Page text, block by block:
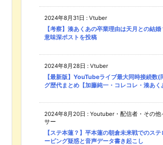
2024年8月31日 : Vtuber
【考察】湊あくあの卒業理由は天月との結
意味深ポストを投稿
2024年8月28日 : Vtuber
【最新版】YouTubeライブ最大同時接続数(
グ歴代まとめ【加藤純一・コレコレ・湊あく
2024年8月20日 : Youtuber・配信者・その他
サー
【ステ本蓮？】平本蓮の朝倉未来戦でのス
ーピング疑惑と音声データ書き起こし